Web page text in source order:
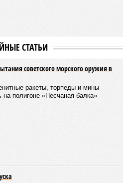
СТАТЬИ
советского морского оружия в
ракеты, торпеды и мины
на полигоне «Песчаная балка»